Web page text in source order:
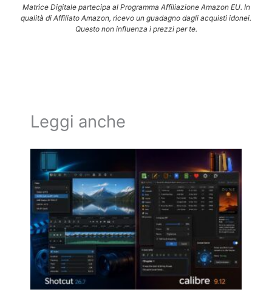
Matrice Digitale partecipa al Programma Affiliazione Amazon EU. In
qualità di Affiliato Amazon, ricevo un guadagno dagli acquisti idonei.
Questo non influenza i prezzi per te.
Leggi anche